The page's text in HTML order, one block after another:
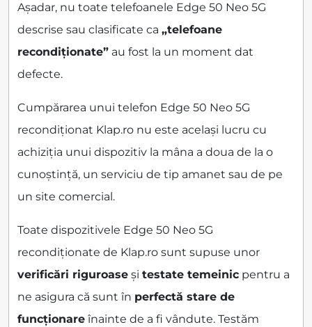
Așadar, nu toate telefoanele Edge 50 Neo 5G
descrise sau clasificate ca „telefoane
recondiționate” au fost la un moment dat
defecte.
Cumpărarea unui telefon Edge 50 Neo 5G
recondiționat Klap.ro nu este același lucru cu
achiziția unui dispozitiv la mâna a doua de la o
cunoștință, un serviciu de tip amanet sau de pe
un site comercial.
Toate dispozitivele Edge 50 Neo 5G
recondiționate de Klap.ro sunt supuse unor
verificări riguroase și testate temeinic pentru a
ne asigura că sunt în perfectă stare de
funcționare înainte de a fi vândute. Testăm